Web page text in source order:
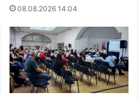
08.08.2026 14:04